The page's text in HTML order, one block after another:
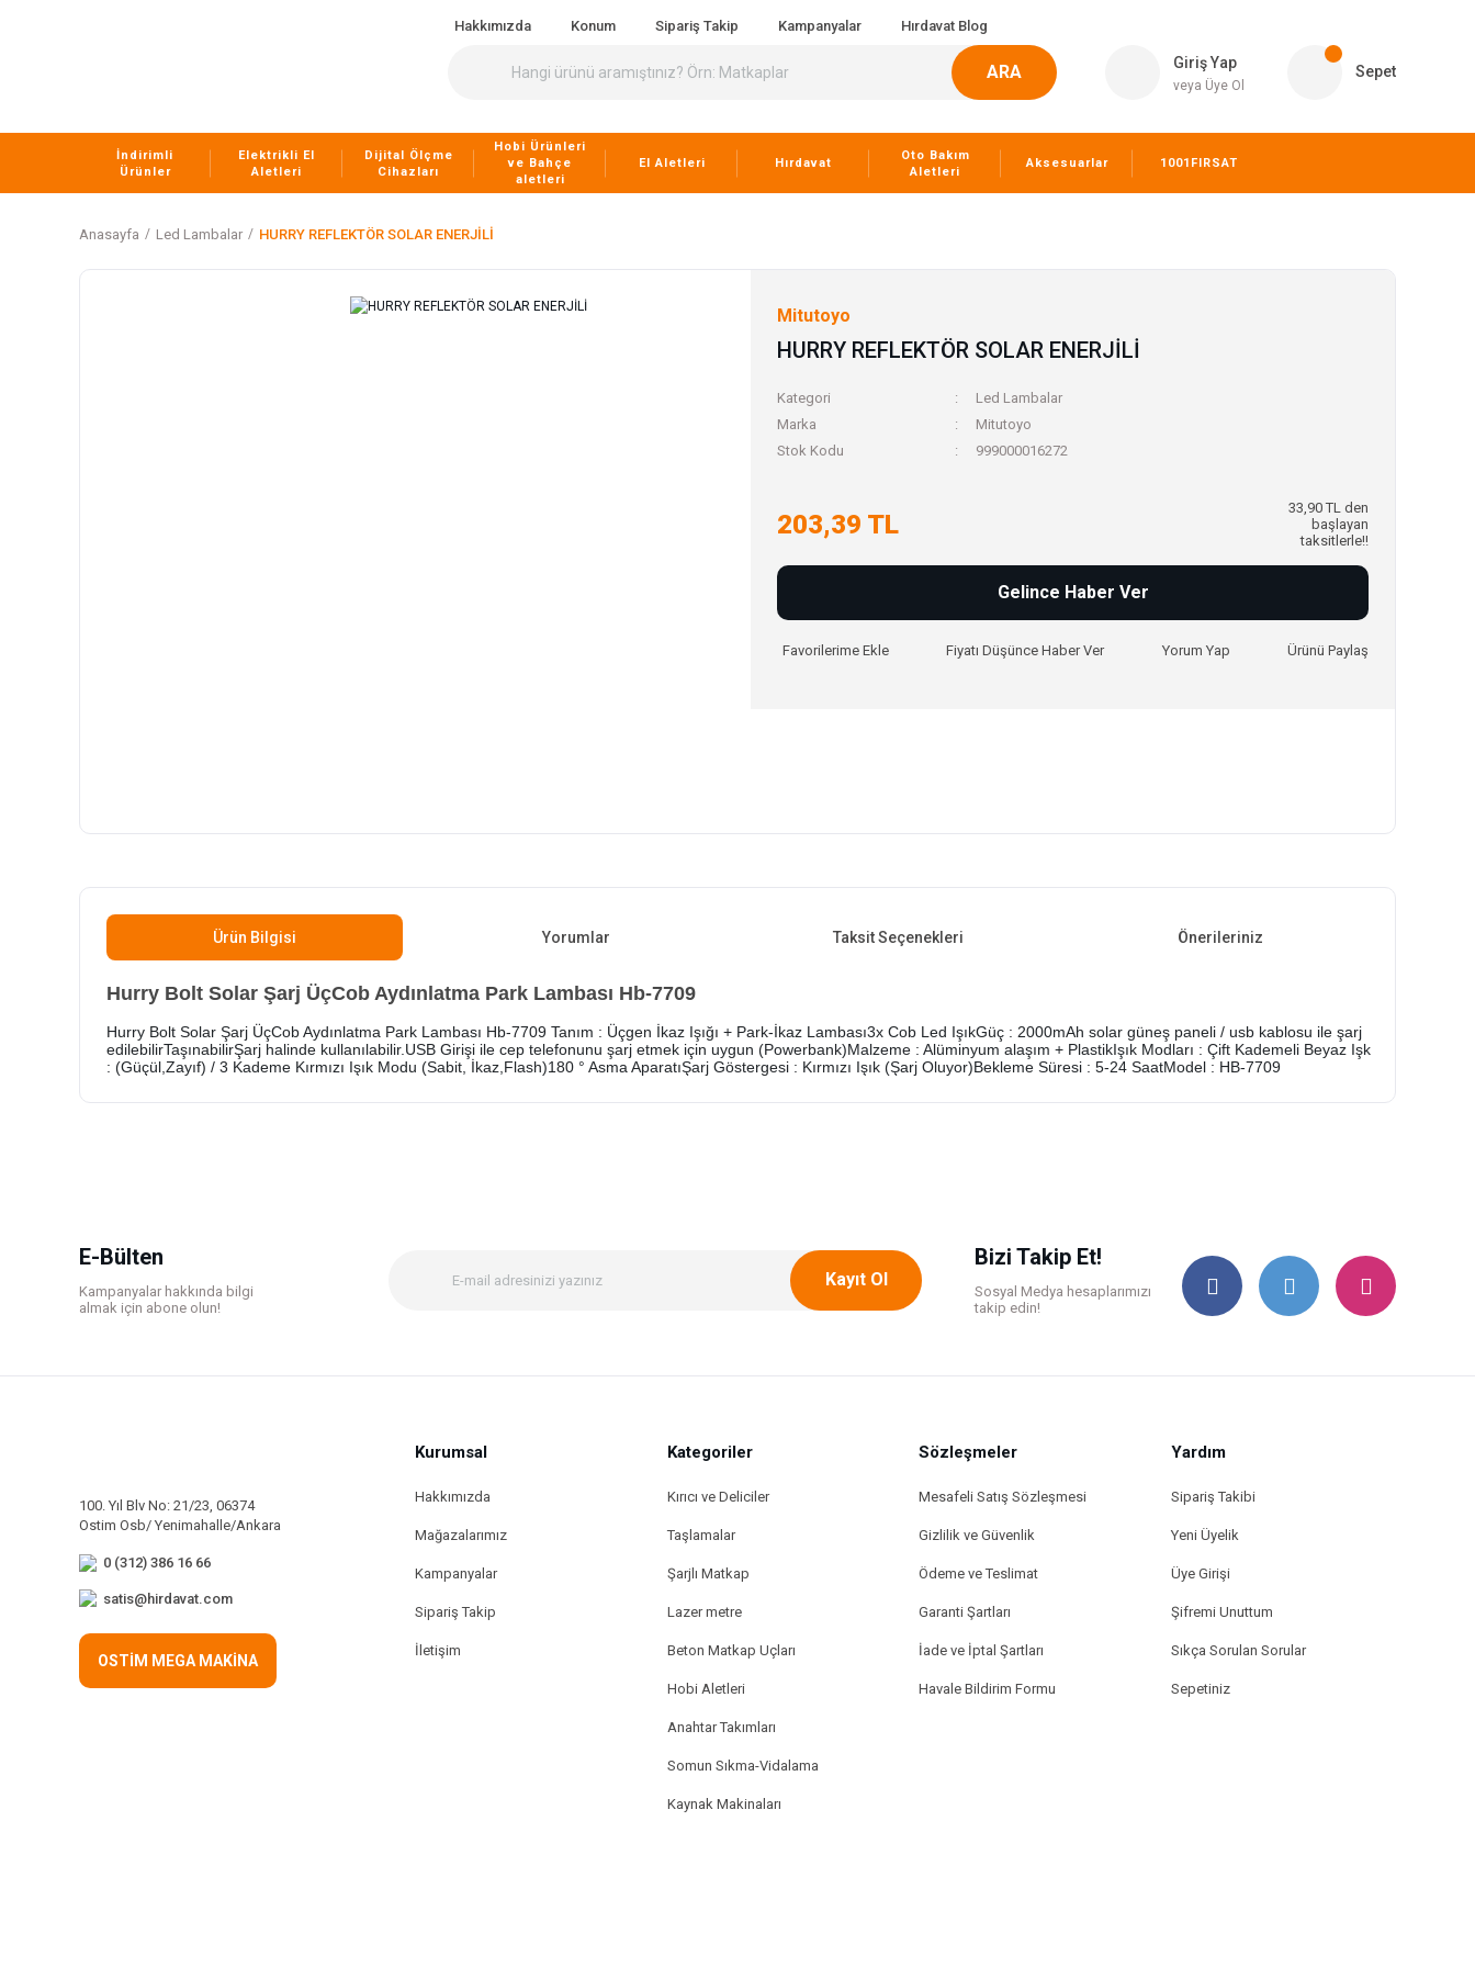
Hakkımızda Konum Sipariş Takip Kampanyalar Hırdavat Blog
ARA Giriş Yap
veya Üye Ol
Sepet
İndirimli
Ürünler
Elektrikli El
Aletleri
Dijital Ölçme
Cihazları
Hobi Ürünleri
ve Bahçe
aletleri
El Aletleri Hırdavat
Oto Bakım
Aletleri
Aksesuarlar 1001FIRSAT
Anasayfa Led Lambalar HURRY REFLEKTÖR SOLAR ENERJİLİ
Mitutoyo
HURRY REFLEKTÖR SOLAR ENERJİLİ
Kategori
Led Lambalar
Marka
Mitutoyo
Stok Kodu
999000016272
203,39 TL
33,90 TL den
başlayan
taksitlerle!!
Gelince Haber Ver
Fiyatı Düşünce Haber Ver Yorum Yap Ürünü Paylaş
Ürün Bilgisi Yorumlar Taksit Seçenekleri Önerileriniz
Hurry Bolt Solar Şarj ÜçCob Aydınlatma Park Lambası Hb-7709
Hurry Bolt Solar Şarj ÜçCob Aydınlatma Park Lambası Hb-7709 Tanım : Üçgen İkaz Işığı + Park-İkaz Lambası3x Cob Led IşıkGüç : 2000mAh solar güneş paneli / usb kablosu ile şarj
edilebilirTaşınabilirŞarj halinde kullanılabilir.USB Girişi ile cep telefonunu şarj etmek için uygun (Powerbank)Malzeme : Alüminyum alaşım + PlastikIşık Modları : Çift Kademeli Beyaz Işk
: (Güçül,Zayıf) / 3 Kademe Kırmızı Işık Modu (Sabit, İkaz,Flash)180 ° Asma AparatıŞarj Göstergesi : Kırmızı Işık (Şarj Oluyor)Bekleme Süresi : 5-24 SaatModel : HB-7709
Bu ürünün fiyat bilgisi, resim, ürün açıklamalarında ve diğer konularda yetersiz gördüğünüz noktaları öneri formunu kullanarak tarafımıza iletebilirsiniz.
Bu ürüne benzer farklı alternatifler olmalı.
Gönder
E-Bülten
Kampanyalar hakkında bilgi
almak için abone olun!
Kayıt Ol
Bizi Takip Et!
Sosyal Medya hesaplarımızı
takip edin!
100. Yıl Blv No: 21/23, 06374
Ostim Osb/ Yenimahalle/Ankara
0 (312) 386 16 66
satis@hirdavat.com
OSTİM MEGA MAKİNA
Kurumsal
Hakkımızda
Mağazalarımız
Kampanyalar
Sipariş Takip
İletişim
Kategoriler
Kırıcı ve Deliciler
Taşlamalar
Şarjlı Matkap
Lazer metre
Beton Matkap Uçları
Hobi Aletleri
Anahtar Takımları
Somun Sıkma-Vidalama
Kaynak Makinaları
Sözleşmeler
Mesafeli Satış Sözleşmesi
Gizlilik ve Güvenlik
Ödeme ve Teslimat
Garanti Şartları
İade ve İptal Şartları
Havale Bildirim Formu
Yardım
Sipariş Takibi
Yeni Üyelik
Üye Girişi
Şifremi Unuttum
Sıkça Sorulan Sorular
Sepetiniz